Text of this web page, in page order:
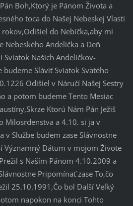
Boh,Ktorý je Pánom Života a
toca do Našej Nebeskej Vlasti
do Nebíčka,aby mi
Nebeského Andelička a Deň
Sviatok Našich Andeličkov-
budeme Sláviť Sviatok Svätého
Odišiel v Náručí Našej Sestry
a potom budeme Tento Mesiac
Ktorú Nám Pán Ježiš
Milosrdenstva a 4.10. si ja v
v Službe budem zase Slávnostne
Významný Dátum v mojom Živote
s Naším Pánom 4.10.2009 a
Pripomínať zase To,čo
25.10.1991,Čo bol Další Veľký
napokon na konci Tohto